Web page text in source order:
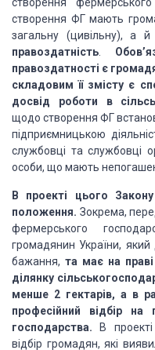
створення ФГ мають
загальну (цивільну), а й
правоздатність
правоздатності є
складовим її змісту є
досвід роботи в
щодо створення ФГ
підприємницькою
службовці та службовці
особи, що мають
В проекті цього
положення. Зокрема,
фермерського
громадянин України, який
бажання, та має на
ділянку
менше 2 гектарів, а в
професійний відбір на
господарства. В
відбір громадян, які